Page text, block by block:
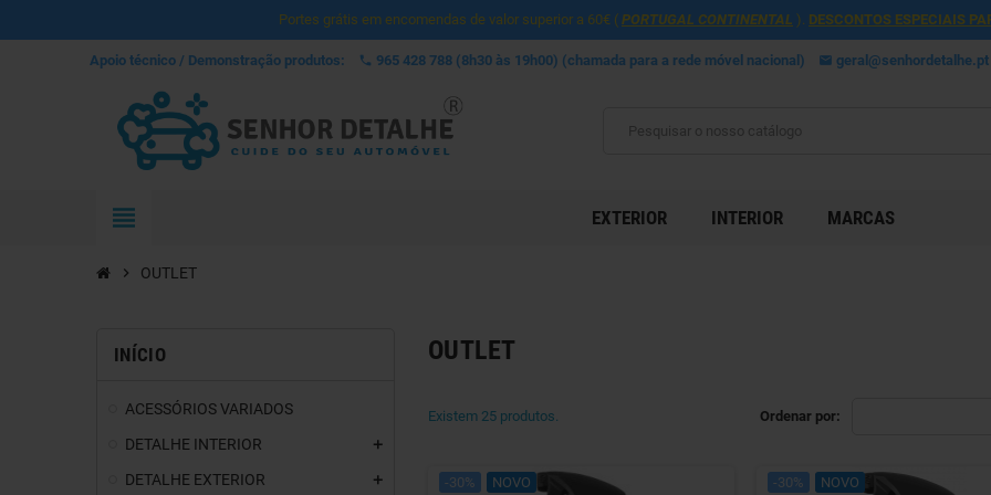
Portes grátis em encomendas de valor superior a 60€ ( PORTUGAL CONTINENTAL ). DESCONTOS ESPECIAIS
Apoio técnico / Demonstração produtos: phone 965 428 788 (8h30 às 19h00) (chamada para a rede móvel nacional) mail geral@senhordetalhe.pt
view_headline EXTERIOR INTERIOR MARCAS
chevron_right OUTLET
INÍCIO
ACESSÓRIOS VARIADOS
DETALHE INTERIOR
DETALHE EXTERIOR
OUTLET
Ordenar por:
Existem 25 produtos.
-30% NOVO -30% NOVO